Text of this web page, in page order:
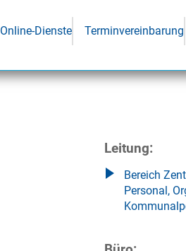
Online-Dienste Terminvereinbarung
Leitung:
Bereich
Personal,